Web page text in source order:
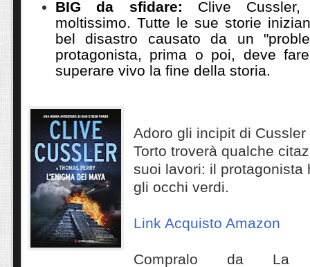
BIG da sfidare: Clive
moltissimo. Tutte le sue storie
bel disastro causato da un
protagonista, prima o poi, deve
superare vivo la fine della storia.
Adoro gli incipit di
Torto troverà qualche
suoi lavori: il protagonista
gli occhi verdi.
Link Acquisto Amazon
Compralo da La